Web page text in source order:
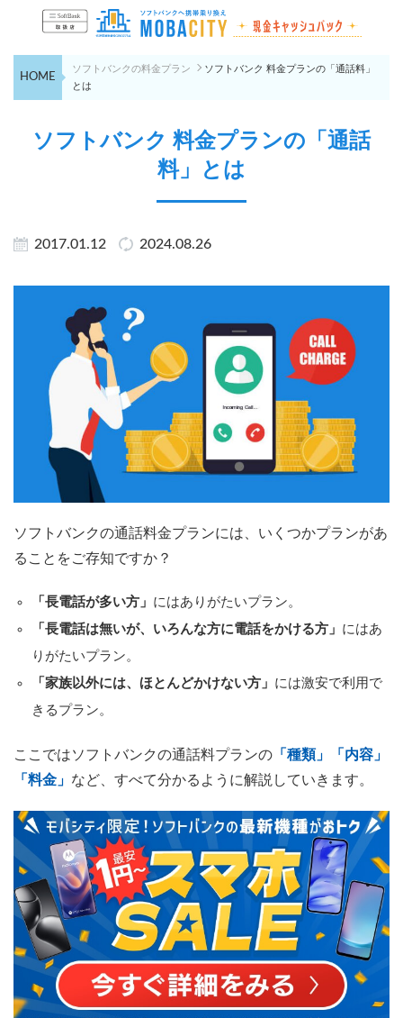
HOME
ソフトバンクの料金プラン
ソフトバンク 料金プランの「通話料」
とは
ソフトバンク 料金プランの「通話
料」とは
2017.01.12 2024.08.26
ソフトバンクの通話料金プランには、いくつかプランがあ
ることをご存知ですか？
「長電話が多い方」 にはありがたいプラン。
「長電話は無いが、いろんな方に電話をかける方」 にはあ
りがたいプラン。
「家族以外には、ほとんどかけない方」 には激安で利用で
きるプラン。
ここではソフトバンクの通話料プランの 「種類」「内容」
「料金」 など、すべて分かるように解説していきます。